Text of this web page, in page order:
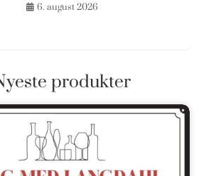
6. august 2026
produkter